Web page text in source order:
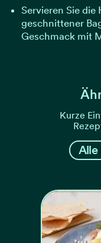
Servieren Sie
geschnittener
Geschmack mit
Kurze
Alle